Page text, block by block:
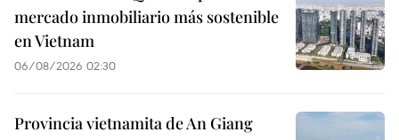
mercado inmobiliario más sostenible
en Vietnam
06/08/2026 02:30
Provincia vietnamita de An Giang